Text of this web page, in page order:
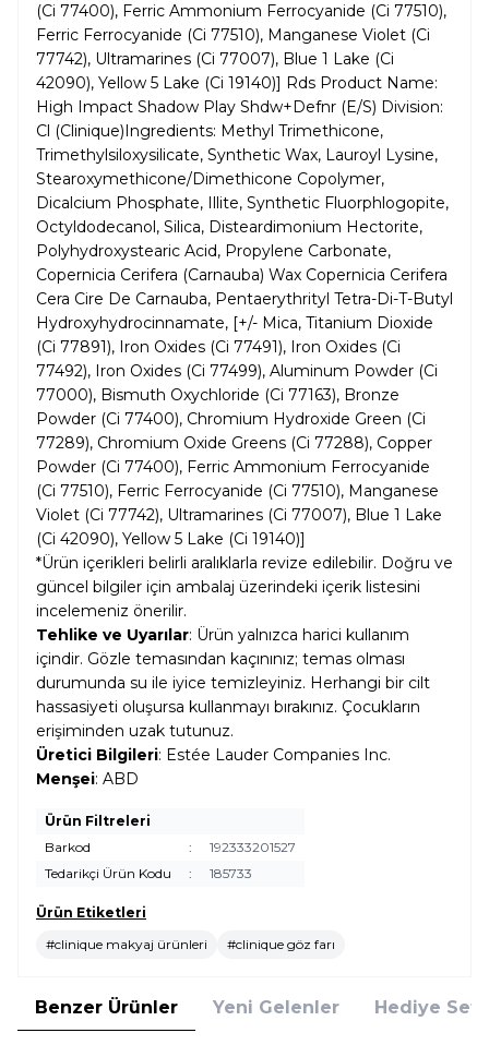
(Ci 77400), Ferric Ammonium Ferrocyanide (Ci 77510),
Ferric Ferrocyanide (Ci 77510), Manganese Violet (Ci
77742), Ultramarines (Ci 77007), Blue 1 Lake (Ci
42090), Yellow 5 Lake (Ci 19140)] Rds Product Name:
High Impact Shadow Play Shdw+Defnr (E/S) Division:
Cl (Clinique)Ingredients: Methyl Trimethicone,
Trimethylsiloxysilicate, Synthetic Wax, Lauroyl Lysine,
Stearoxymethicone/Dimethicone Copolymer,
Dicalcium Phosphate, Illite, Synthetic Fluorphlogopite,
Octyldodecanol, Silica, Disteardimonium Hectorite,
Polyhydroxystearic Acid, Propylene Carbonate,
Copernicia Cerifera (Carnauba) Wax Copernicia Cerifera
Cera Cire De Carnauba, Pentaerythrityl Tetra-Di-T-Butyl
Hydroxyhydrocinnamate, [+/- Mica, Titanium Dioxide
(Ci 77891), Iron Oxides (Ci 77491), Iron Oxides (Ci
77492), Iron Oxides (Ci 77499), Aluminum Powder (Ci
77000), Bismuth Oxychloride (Ci 77163), Bronze
Powder (Ci 77400), Chromium Hydroxide Green (Ci
77289), Chromium Oxide Greens (Ci 77288), Copper
Powder (Ci 77400), Ferric Ammonium Ferrocyanide
(Ci 77510), Ferric Ferrocyanide (Ci 77510), Manganese
Violet (Ci 77742), Ultramarines (Ci 77007), Blue 1 Lake
(Ci 42090), Yellow 5 Lake (Ci 19140)]
*Ürün içerikleri belirli aralıklarla revize edilebilir. Doğru ve
güncel bilgiler için ambalaj üzerindeki içerik listesini
incelemeniz önerilir.
Tehlike ve Uyarılar: Ürün yalnızca harici kullanım
içindir. Gözle temasından kaçınınız; temas olması
durumunda su ile iyice temizleyiniz. Herhangi bir cilt
hassasiyeti oluşursa kullanmayı bırakınız. Çocukların
erişiminden uzak tutunuz.
Üretici Bilgileri: Estée Lauder Companies Inc.
Menşei: ABD
Ürün Filtreleri
Barkod
:
192333201527
Tedarikçi Ürün Kodu
: 185733
Ürün Etiketleri
#clinique makyaj ürünleri
#clinique göz farı
Benzer Ürünler Yeni Gelenler Hediye